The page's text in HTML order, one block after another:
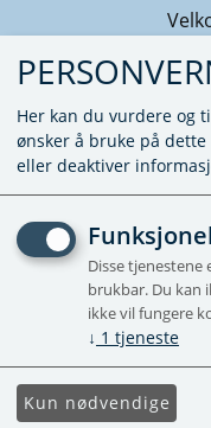
Ø80MM
Her kan du vurdere og
ønsker å bruke på
eller deaktiver
Disse
brukbar. Du kan
ikke vil fungere
↓ 1 tjeneste
Kun nødvendige